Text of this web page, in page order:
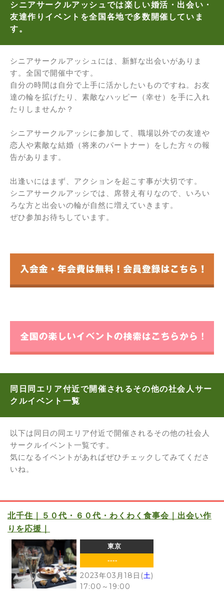
シニアサークルアッシュでは楽しい婚活・出会い・
友達作りイベントを全国各地で多数開催していま
す。
シニアサークルアッシュには、新鮮な出会いがありま
す。全国で開催中です。
自分の時間は自分で上手に活かしたいものですね。お友
達の輪を拡げたり、素敵なハッピー（幸せ）を手に入れ
たりしませんか？
シニアサークルアッシに参加して、職場以外での友達や
恋人や素敵な結婚（将来のパートナー）をした方々の報
告があります。
出逢いにはまず、アクションを起こす事が大切です。
シニアサークルアッシでは、席替え有りなので、いろい
ろな方と出会いの輪が自然に増えていきます。
ぜひ参加お待ちしています。
同日同エリア付近で開催されるその他の社会人サー
クルイベント一覧
以下は同日の同エリア付近で開催されるその他の社会人
サークルイベント一覧です。
気になるイベントがあればぜひチェックしてみてくださ
いね。
北千住｜５０代・６０代・わくわく食事会｜出会い作
りを応援｜
東京
----
2023年03月18日(土)
17:00 ～ 19:00